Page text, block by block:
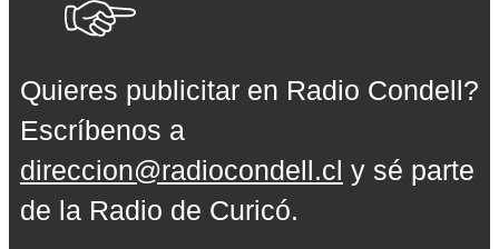
Quieres publicitar en Radio Condell?
Escríbenos a
direccion@radiocondell.cl y sé parte
de la Radio de Curicó.